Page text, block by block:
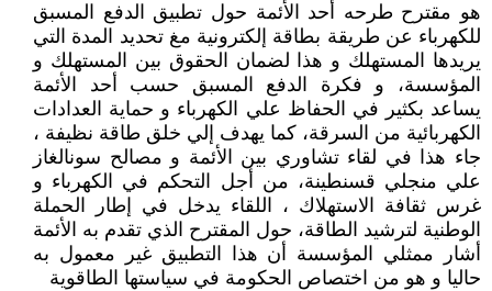
هو مقترح طرحه أحد الأئمة حول تطبيق الدفع المسبق
للكهرباء عن طريقة بطاقة إلكترونية مغ تحديد المدة التي
يريدها المستهلك و هذا لضمان الحقوق بين المستهلك و
المؤسسة، و فكرة الدفع المسبق حسب أحد الأئمة
يساعد بكثير في الحفاظ علي الكهرباء و حماية العدادات
الكهربائية من السرقة، كما يهدف إلي خلق طاقة نظيفة ،
جاء هذا في لقاء تشاوري بين الأئمة و مصالح سونالغاز
علي منجلي قسنطينة، من أجل التحكم في الكهرباء و
غرس ثقافة الاستهلاك ، اللقاء يدخل في إطار الحملة
الوطنية لترشيد الطاقة، حول المقترح الذي تقدم به الأئمة
أشار ممثلي المؤسسة أن هذا التطبيق غير معمول به
حاليا و هو من اختصاص الحكومة في سياستها الطاقوية